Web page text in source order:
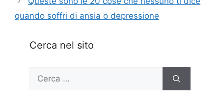
quando soffri di ansia o depressione
Cerca nel sito
Ricerca